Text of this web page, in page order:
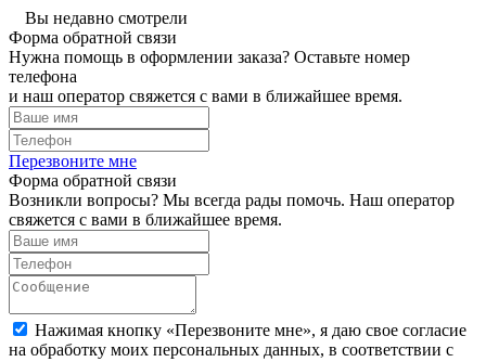
Вы недавно смотрели
Форма обратной связи
Нужна помощь в оформлении заказа? Оставьте номер
телефона
и наш оператор свяжется с вами в ближайшее время.
Перезвоните мне
Форма обратной связи
Возникли вопросы? Мы всегда рады помочь. Наш оператор
свяжется с вами в ближайшее время.
Нажимая кнопку «Перезвоните мне», я даю свое согласие
на обработку моих персональных данных, в соответствии с